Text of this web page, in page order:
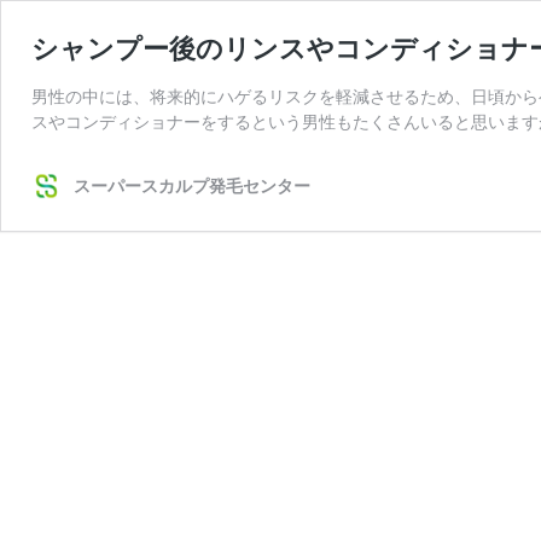
シャンプー後のリンスやコンディショナ
男性の中には、将来的にハゲるリスクを軽減させるため、日頃か
スやコンディショナーをするという男性もたくさんいると思いま
スーパースカルプ発毛センター